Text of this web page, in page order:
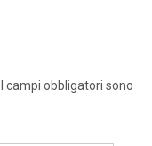
I campi obbligatori sono